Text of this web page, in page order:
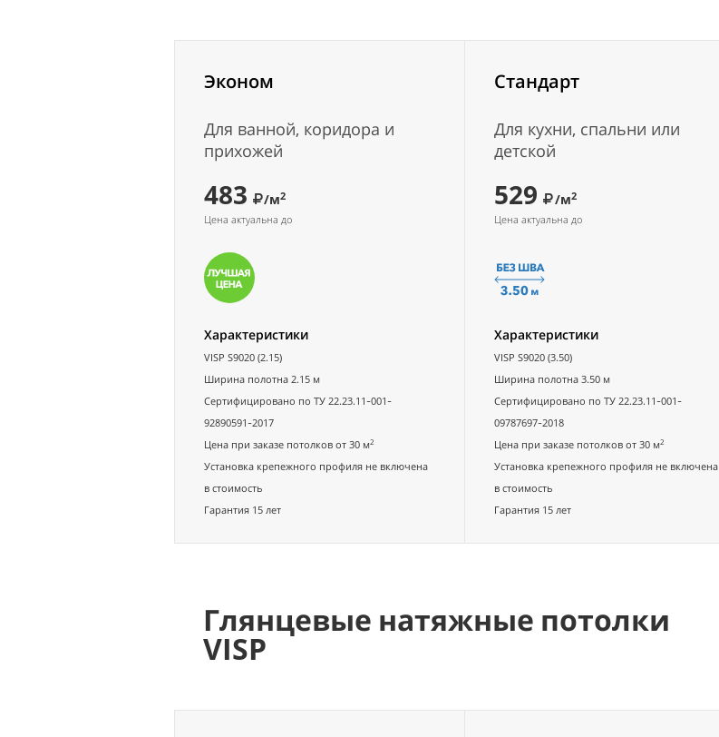
Эконом
Для ванной, коридора и
прихожей
483 /м2
Цена актуальна до
Характеристики
VISP S9020 (2.15)
Ширина полотна 2.15 м
Сертифицировано по ТУ 22.23.11-001-
92890591-2017
Цена при заказе потолков от 30 м2
Установка крепежного профиля не включена
в стоимость
Гарантия 15 лет
Стандарт
Для кухни, спальни или
детской
529 /м2
Цена актуальна до
Характеристики
VISP S9020 (3.50)
Ширина полотна 3.50 м
Сертифицировано по ТУ 22.23.11-001-
09787697-2018
Цена при заказе потолков от 30 м2
Установка крепежного профиля не включена
в стоимость
Гарантия 15 лет
Глянцевые натяжные потолки
VISP